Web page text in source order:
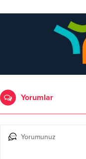
Yorumlar